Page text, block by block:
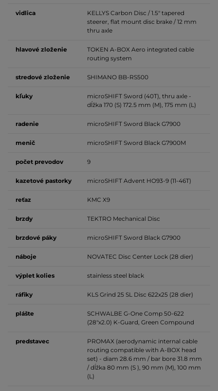
vidlica
KELLYS Carbon Disc / 1.5" tapered
steerer, flat mount disc brake / 12 mm
thru axle
hlavové zloženie
TOKEN A-BOX Aero integrated cable
routing system
stredové zloženie SHIMANO BB-RS500
kľuky
microSHIFT Sword (40T), thru axle -
dĺžka 170 (S) 172.5 mm (M), 175 mm (L)
radenie microSHIFT Sword Black G7900
menič microSHIFT Sword Black G7900M
počet prevodov 9
kazetové pastorky microSHIFT Advent HO93-9 (11-46T)
reťaz KMC X9
brzdy TEKTRO Mechanical Disc
brzdové páky microSHIFT Sword Black G7900
náboje NOVATEC Disc Center Lock (28 dier)
výplet kolies stainless steel black
ráfiky KLS Grind 25 SL Disc 622x25 (28 dier)
plášte
SCHWALBE G-One Comp 50-622
(28"x2.0) K-Guard, Green Compound
predstavec
PROMAX (aerodynamic internal cable
routing compatible with A-BOX head
set) - diam 28.6 mm / bar bore 31.8 mm
/ dĺžka 80 mm (S ), 90 mm (M), 100 mm
(L)